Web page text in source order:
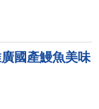
國產鰻魚美味